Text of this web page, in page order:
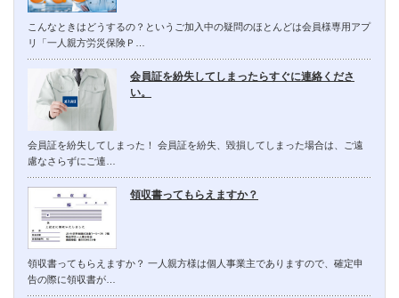
こんなときはどうするの？というご加入中の疑問のほとんどは会員様専用アプ
リ「一人親方労災保険Ｐ…
会員証を紛失してしまったらすぐに連絡くださ
い。
会員証を紛失してしまった！ 会員証を紛失、毀損してしまった場合は、ご遠
慮なさらずにご連…
領収書ってもらえますか？
領収書ってもらえますか？ 一人親方様は個人事業主でありますので、確定申
告の際に領収書が…